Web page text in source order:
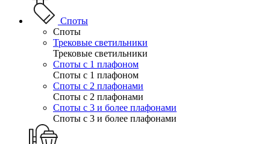
Споты
Споты
Трековые светильники
Трековые светильники
Споты с 1 плафоном
Споты с 1 плафоном
Споты с 2 плафонами
Споты с 2 плафонами
Споты с 3 и более плафонами
Споты с 3 и более плафонами